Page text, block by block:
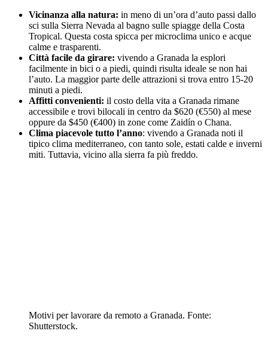
Vicinanza alla natura: in meno di un’ora d’auto passi dallo
sci sulla Sierra Nevada al bagno sulle spiagge della Costa
Tropical. Questa costa spicca per microclima unico e acque
calme e trasparenti.
Città facile da girare: vivendo a Granada la esplori
facilmente in bici o a piedi, quindi risulta ideale se non hai
l’auto. La maggior parte delle attrazioni si trova entro 15-20
minuti a piedi.
Affitti convenienti: il costo della vita a Granada rimane
accessibile e trovi bilocali in centro da $620 (€550) al mese
oppure da $450 (€400) in zone come Zaidín o Chana.
Clima piacevole tutto l’anno: vivendo a Granada noti il
tipico clima mediterraneo, con tanto sole, estati calde e inverni
miti. Tuttavia, vicino alla sierra fa più freddo.
Motivi per lavorare da remoto a Granada. Fonte:
Shutterstock.